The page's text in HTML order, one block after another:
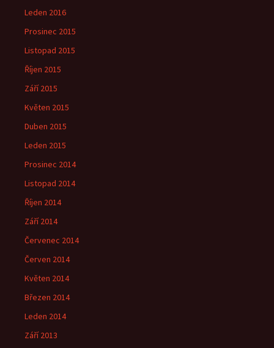
Leden 2016
Prosinec 2015
Listopad 2015
Říjen 2015
Září 2015
Květen 2015
Duben 2015
Leden 2015
Prosinec 2014
Listopad 2014
Říjen 2014
Září 2014
Červenec 2014
Červen 2014
Květen 2014
Březen 2014
Leden 2014
Září 2013